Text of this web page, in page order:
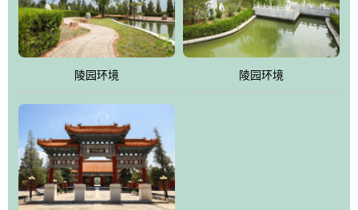
陵园环境 陵园环境